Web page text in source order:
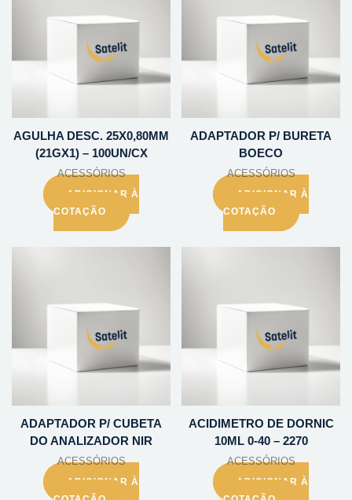
AGULHA DESC. 25X0,80MM
(21GX1) – 100UN/CX
ACESSÓRIOS
ADICIONAR À
COTAÇÃO
ADAPTADOR P/ BURETA
BOECO
ACESSÓRIOS
ADICIONAR À
COTAÇÃO
ADAPTADOR P/ CUBETA
DO ANALIZADOR NIR
ACESSÓRIOS
ADICIONAR À
ACIDIMETRO DE DORNIC
10ML 0-40 – 2270
ACESSÓRIOS
ADICIONAR À